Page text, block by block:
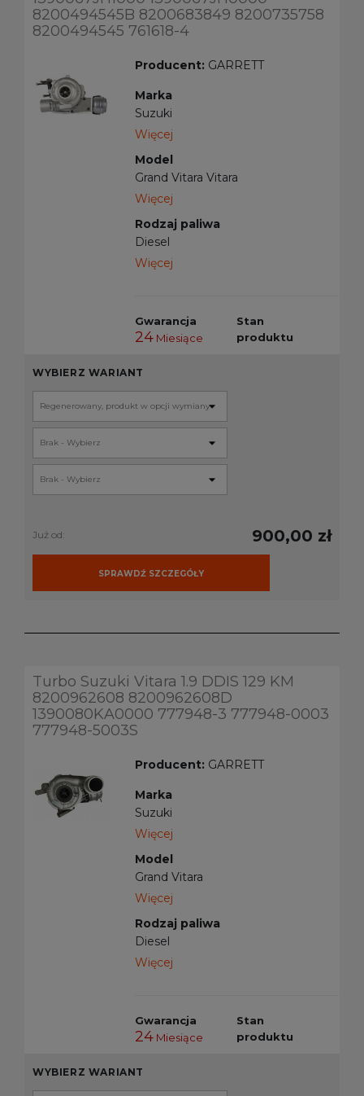
8200494545B 8200683849 8200735758
8200494545 761618-4
Producent: GARRETT
Marka
Suzuki
Więcej
Model
Grand Vitara Vitara
Więcej
Rodzaj paliwa
Diesel
Więcej
Gwarancja
24Miesiące
Stan
produktu
WYBIERZ WARIANT
Już od: 900,00 zł
SPRAWDŹ SZCZEGÓŁY
Turbo Suzuki Vitara 1.9 DDIS 129 KM
8200962608 8200962608D
1390080KA0000 777948-3 777948-0003
777948-5003S
Producent: GARRETT
Marka
Suzuki
Więcej
Model
Grand Vitara
Więcej
Rodzaj paliwa
Diesel
Więcej
Gwarancja
24Miesiące
Stan
produktu
WYBIERZ WARIANT